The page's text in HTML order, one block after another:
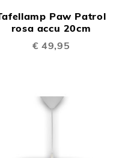
Paw Patrol
rosa accu 20cm
€ 49,95